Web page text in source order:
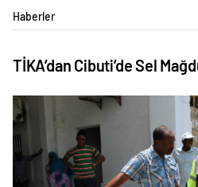
Haberler
TİKA’dan Cibuti’de Sel